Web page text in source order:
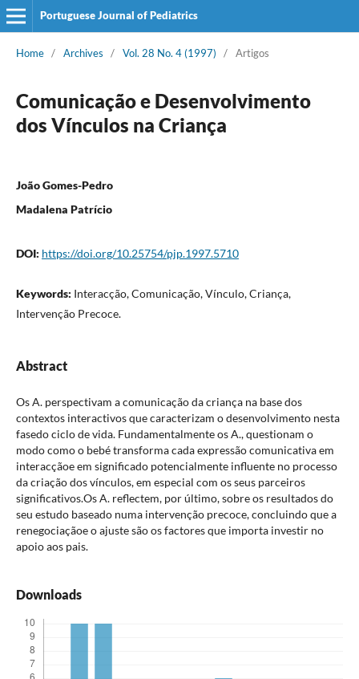
Portuguese Journal of Pediatrics
Home / Archives / Vol. 28 No. 4 (1997) / Artigos
Comunicação e Desenvolvimento
dos Vínculos na Criança
João Gomes-Pedro
Madalena Patrício
DOI: https://doi.org/10.25754/pjp.1997.5710
Keywords: Interacção, Comunicação, Vínculo, Criança,
Intervenção Precoce.
Abstract
Os A. perspectivam a comunicação da criança na base dos
contextos interactivos que caracterizam o desenvolvimento nesta
fasedo ciclo de vida. Fundamentalmente os A., questionam o
modo como o bebé transforma cada expressão comunicativa em
interacçãoe em significado potencialmente influente no processo
da criação dos vínculos, em especial com os seus parceiros
significativos.Os A. reflectem, por último, sobre os resultados do
seu estudo baseado numa intervenção precoce, concluindo que a
renegociaçãoe o ajuste são os factores que importa investir no
apoio aos pais.
Downloads